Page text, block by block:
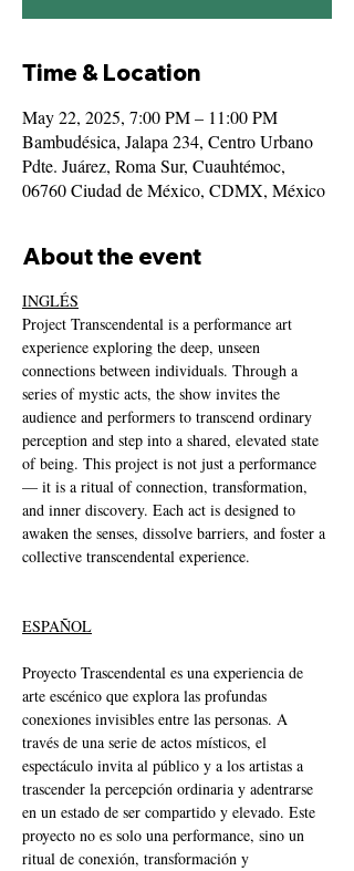
Time & Location
May 22, 2025, 7:00 PM – 11:00 PM
Bambudésica, Jalapa 234, Centro Urbano
Pdte. Juárez, Roma Sur, Cuauhtémoc,
06760 Ciudad de México, CDMX, México
About the event
INGLÉS
Project Transcendental is a performance art
experience exploring the deep, unseen
connections between individuals. Through a
series of mystic acts, the show invites the
audience and performers to transcend ordinary
perception and step into a shared, elevated state
of being. This project is not just a performance
— it is a ritual of connection, transformation,
and inner discovery. Each act is designed to
awaken the senses, dissolve barriers, and foster a
collective transcendental experience.
ESPAÑOL
Proyecto Trascendental es una experiencia de
arte escénico que explora las profundas
conexiones invisibles entre las personas. A
través de una serie de actos místicos, el
espectáculo invita al público y a los artistas a
trascender la percepción ordinaria y adentrarse
en un estado de ser compartido y elevado. Este
proyecto no es solo una performance, sino un
ritual de conexión, transformación y